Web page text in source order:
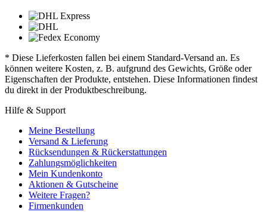
* Diese Lieferkosten fallen bei einem Standard-Versand an. Es
können weitere Kosten, z. B. aufgrund des Gewichts, Größe oder
Eigenschaften der Produkte, entstehen. Diese Informationen findest
du direkt in der Produktbeschreibung.
Hilfe & Support
Meine Bestellung
Versand & Lieferung
Rücksendungen & Rückerstattungen
Zahlungsmöglichkeiten
Mein Kundenkonto
Aktionen & Gutscheine
Weitere Fragen?
Firmenkunden